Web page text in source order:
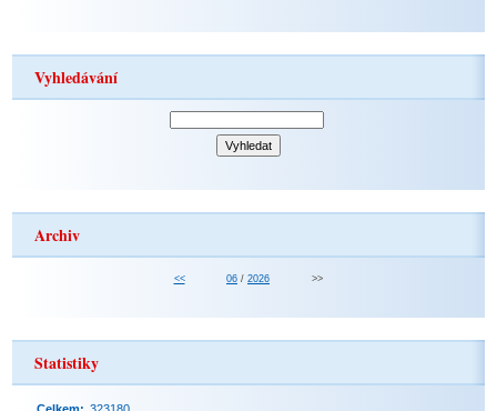
Vyhledávání
Archiv
<< 06 / 2026 >>
Statistiky